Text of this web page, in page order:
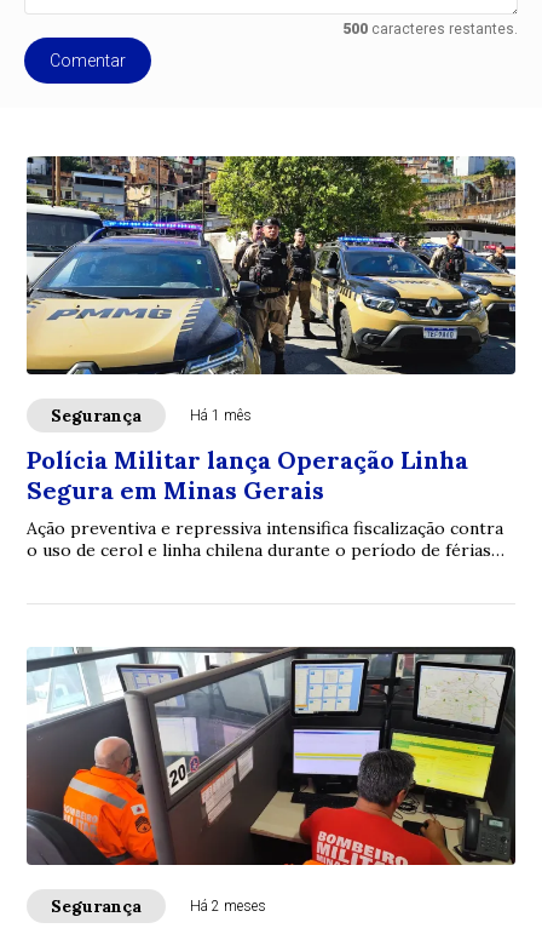
500caracteres restantes.
Comentar
Segurança Há 1 mês
Polícia Militar lança Operação Linha
Segura em Minas Gerais
Ação preventiva e repressiva intensifica fiscalização contra
o uso de cerol e linha chilena durante o período de férias
Segurança Há 2 meses